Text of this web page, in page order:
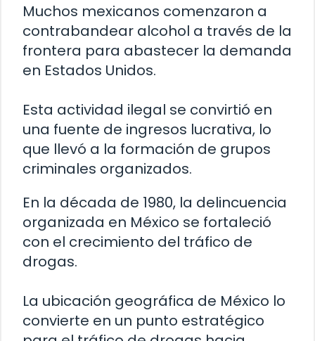
Muchos mexicanos comenzaron a
contrabandear alcohol a través de la
frontera para abastecer la demanda
en Estados Unidos.
Esta actividad ilegal se convirtió en
una fuente de ingresos lucrativa, lo
que llevó a la formación de grupos
criminales organizados.
En la década de 1980, la delincuencia
organizada en México se fortaleció
con el crecimiento del tráfico de
drogas.
La ubicación geográfica de México lo
convierte en un punto estratégico